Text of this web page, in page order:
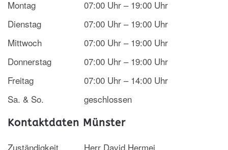
Montag
07:00 Uhr – 19:00 Uhr
Dienstag
07:00 Uhr – 19:00 Uhr
Mittwoch
07:00 Uhr – 19:00 Uhr
Donnerstag
07:00 Uhr – 19:00 Uhr
Freitag
07:00 Uhr – 14:00 Uhr
Sa. & So.
geschlossen
Kontaktdaten Münster
Zuständigkeit
Herr David Hermei